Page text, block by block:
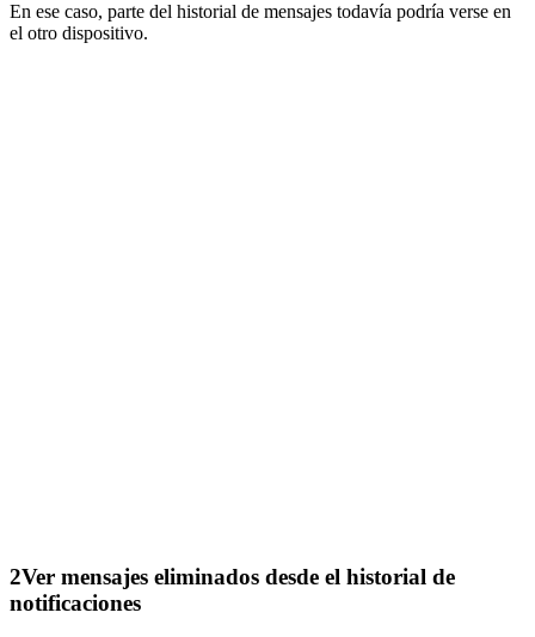
En ese caso, parte del historial de mensajes todavía podría verse en
el otro dispositivo.
2Ver mensajes eliminados desde el historial de
notificaciones